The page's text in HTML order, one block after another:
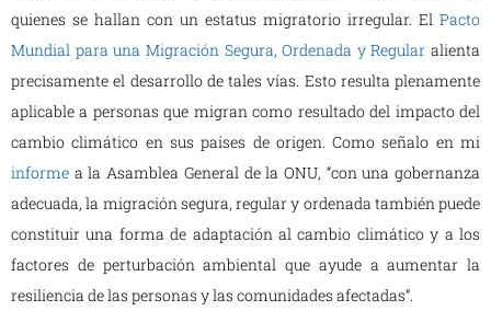
quienes se hallan con un estatus migratorio irregular. El Pacto
Mundial para una Migración Segura, Ordenada y Regular alienta
precisamente el desarrollo de tales vías. Esto resulta plenamente
aplicable a personas que migran como resultado del impacto del
cambio climático en sus países de origen. Como señalo en mi
informe a la Asamblea General de la ONU, “con una gobernanza
adecuada, la migración segura, regular y ordenada también puede
constituir una forma de adaptación al cambio climático y a los
factores de perturbación ambiental que ayude a aumentar la
resiliencia de las personas y las comunidades afectadas”.